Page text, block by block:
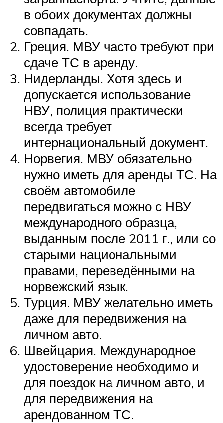
в обоих документах должны
совпадать.
Греция. МВУ часто требуют при
сдаче ТС в аренду.
Нидерланды. Хотя здесь и
допускается использование
НВУ, полиция практически
всегда требует
интернациональный документ.
Норвегия. МВУ обязательно
нужно иметь для аренды ТС. На
своём автомобиле
передвигаться можно с НВУ
международного образца,
выданным после 2011 г., или со
старыми национальными
правами, переведёнными на
норвежский язык.
Турция. МВУ желательно иметь
даже для передвижения на
личном авто.
Швейцария. Международное
удостоверение необходимо и
для поездок на личном авто, и
для передвижения на
арендованном ТС.